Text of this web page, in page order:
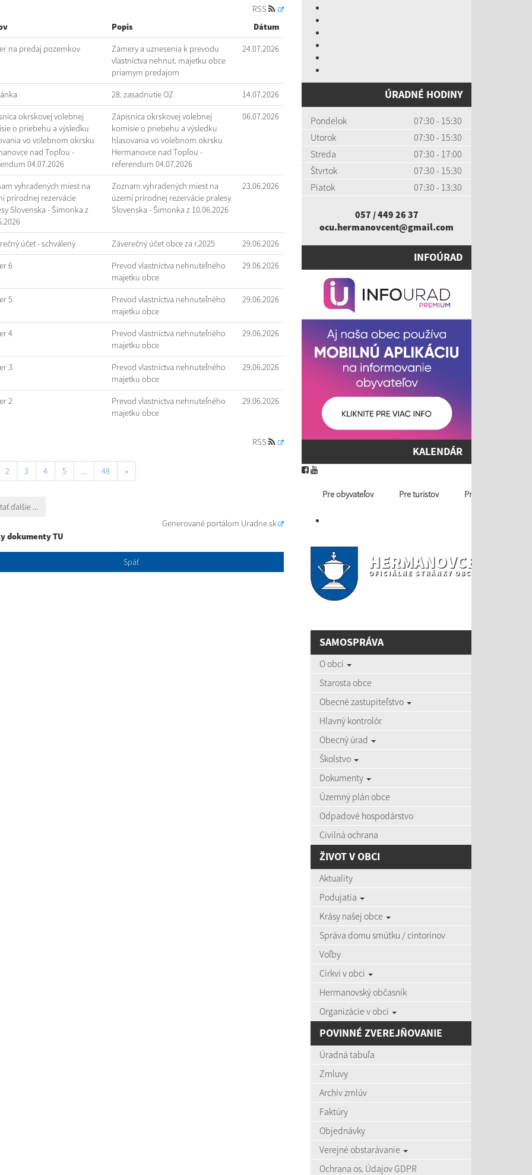
RSS
Popis Dátum
na predaj pozemkov
Zámery a uznesenia k prevodu
vlastníctva nehnut. majetku obce
priamym predajom
24.07.2026
28. zasadnutie OZ 14.07.2026
okrskovej volebnej
o priebehu a výsledku
vo volebnom okrsku
nad Topľou -
04.07.2026
Zápisnica okrskovej volebnej
komisie o priebehu a výsledku
hlasovania vo volebnom okrsku
Hermanovce nad Topľou -
referendum 04.07.2026
06.07.2026
vyhradených miest na
prírodnej rezervácie
Slovenska - Šimonka z
Zoznam vyhradených miest na
území prírodnej rezervácie pralesy
Slovenska - Šimonka z 10.06.2026
23.06.2026
účet - schválený Záverečný účet obce za r.2025 29.06.2026
6
Prevod vlastníctva nehnuteľného
majetku obce
29.06.2026
5
Prevod vlastníctva nehnuteľného
majetku obce
29.06.2026
4
Prevod vlastníctva nehnuteľného
majetku obce
29.06.2026
3
Prevod vlastníctva nehnuteľného
majetku obce
29.06.2026
2
Prevod vlastníctva nehnuteľného
majetku obce
29.06.2026
RSS
2 3 4 5 ... 48 »
ďalšie ...
Generované portálom Uradne.sk
dokumenty TU
Späť
ÚRADNÉ HODINY
Pondelok
07:30 - 15:30
Utorok
07:30 - 15:30
Streda
07:30 - 17:00
Štvrtok
07:30 - 15:30
Piatok
07:30 - 13:30
057 / 449 26 37
ocu.hermanovcent@gmail.com
INFOÚRAD
KALENDÁR
Pre obyvateľov Pre turistov Profil ver.
HERMANOVCE NAD
OFICIÁLNE STRÁNKY OBCE
SAMOSPRÁVA
O obci
Starosta obce
Obecné zastupiteľstvo
Hlavný kontrolór
Obecný úrad
Školstvo
Dokumenty
Územný plán obce
Odpadové hospodárstvo
Civilná ochrana
ŽIVOT V OBCI
Aktuality
Podujatia
Krásy našej obce
Správa domu smútku / cintorínov
Voľby
Cirkvi v obci
Hermanovský občasník
Organizácie v obci
POVINNÉ ZVEREJŇOVANIE
Úradná tabuľa
Zmluvy
Archív zmlúv
Faktúry
Objednávky
Verejné obstarávanie
Ochrana os. Údajov GDPR